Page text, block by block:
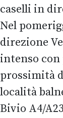
caselli in
Nel
direzione
intenso
prossimità
località
Bivio A4/